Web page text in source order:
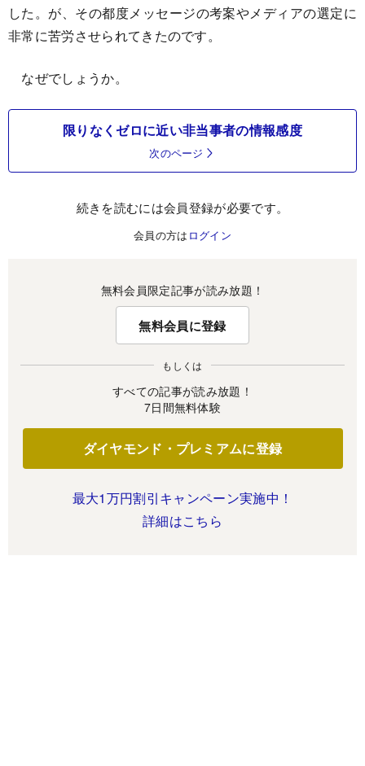
した。が、その都度メッセージの考案やメディアの選定に
非常に苦労させられてきたのです。
なぜでしょうか。
限りなくゼロに近い非当事者の情報感度
次のページ
続きを読むには会員登録が必要です。
会員の方は ログイン
無料会員限定記事が読み放題！
無料会員に登録
もしくは
すべての記事が読み放題！
7日間無料体験
ダイヤモンド・プレミアムに登録
最大1万円割引キャンペーン実施中！
詳細はこちら